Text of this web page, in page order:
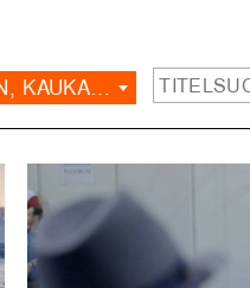
OSTEUROPA, BALKAN, KAUKASUS